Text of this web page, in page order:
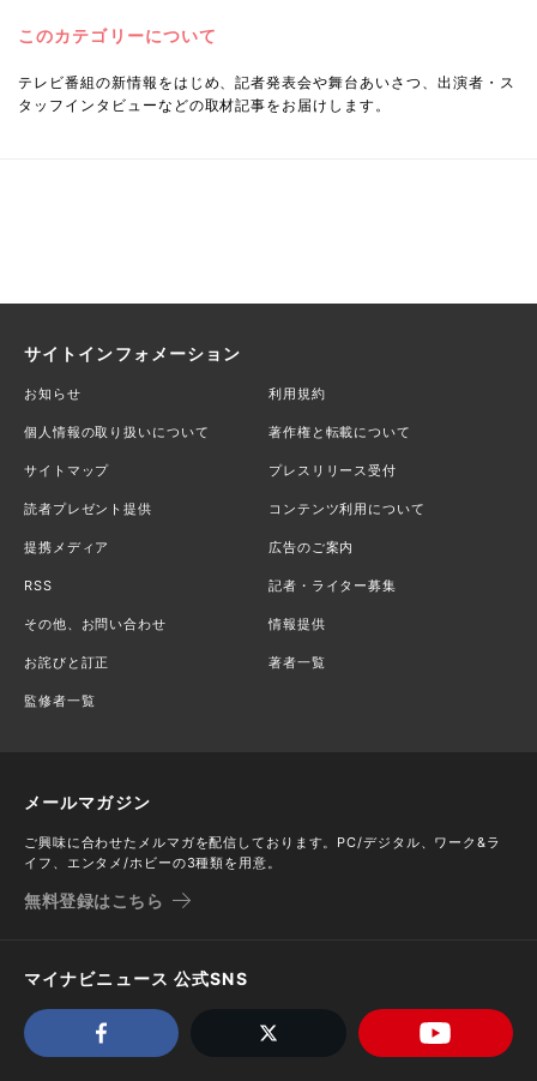
このカテゴリーについて
テレビ番組の新情報をはじめ、記者発表会や舞台あいさつ、出演者・ス
タッフインタビューなどの取材記事をお届けします。
サイトインフォメーション
お知らせ 利用規約
個人情報の取り扱いについて 著作権と転載について
サイトマップ プレスリリース受付
読者プレゼント提供 コンテンツ利用について
提携メディア 広告のご案内
RSS 記者・ライター募集
その他、お問い合わせ 情報提供
お詫びと訂正 著者一覧
監修者一覧
メールマガジン
ご興味に合わせたメルマガを配信しております。PC/デジタル、ワーク&ラ
イフ、エンタメ/ホビーの3種類を用意。
無料登録はこちら
マイナビニュース 公式SNS